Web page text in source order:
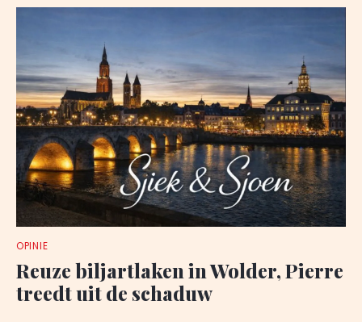
OPINIE
Reuze biljartlaken in Wolder, Pierre
treedt uit de schaduw